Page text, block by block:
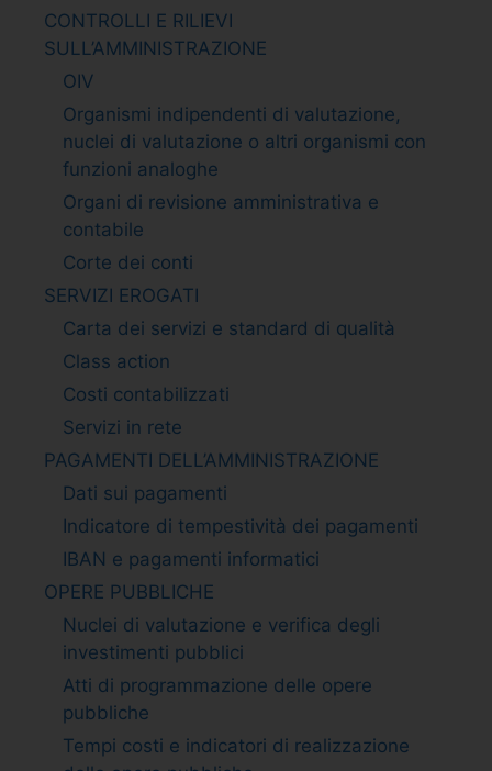
CONTROLLI E RILIEVI
SULL’AMMINISTRAZIONE
OIV
Organismi indipendenti di valutazione,
nuclei di valutazione o altri organismi con
funzioni analoghe
Organi di revisione amministrativa e
contabile
Corte dei conti
SERVIZI EROGATI
Carta dei servizi e standard di qualità
Class action
Costi contabilizzati
Servizi in rete
PAGAMENTI DELL’AMMINISTRAZIONE
Dati sui pagamenti
Indicatore di tempestività dei pagamenti
IBAN e pagamenti informatici
OPERE PUBBLICHE
Nuclei di valutazione e verifica degli
investimenti pubblici
Atti di programmazione delle opere
pubbliche
Tempi costi e indicatori di realizzazione